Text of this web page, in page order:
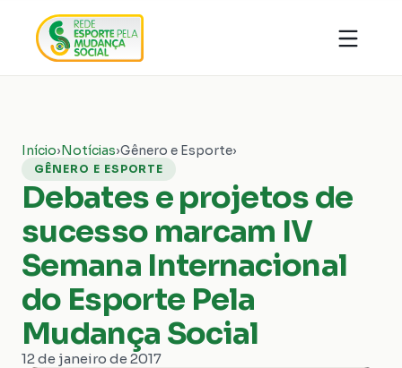
Transparência
Faça parte
Contato
Doar
Início›Notícias›Gênero e Esporte›
GÊNERO E ESPORTE
Debates e projetos de
sucesso marcam IV
Semana Internacional
do Esporte Pela
Mudança Social
12 de janeiro de 2017